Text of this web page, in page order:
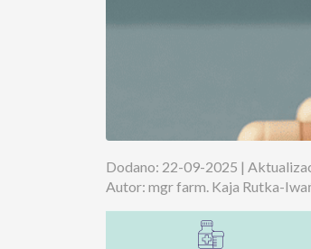
Dodano: 22-09-2025 |
Autor: mgr farm. Kaja Rutka-